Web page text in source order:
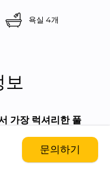
욕실 4개
보
가장 럭셔리한 풀
니다. 위치는 찬디
이 지역은 관광객
며, 발리의 동쪽,
문의하기